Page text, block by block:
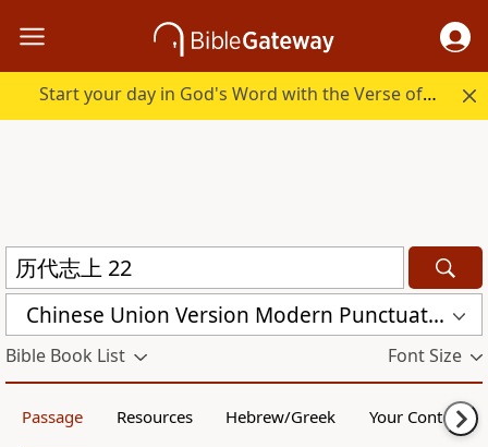
Start your day in God's Word with the Verse of the Day.
Chinese Union Version Modern Punctuation (Simplified) (CUVMPS)
Bible Book List Font Size
Passage Resources Hebrew/Greek Your Content